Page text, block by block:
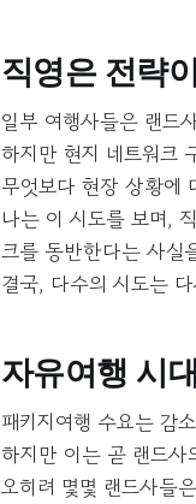
직영은 전략
일부 여행사들은 랜드
하지만 현지 네트워크
무엇보다 현장 상황에
나는 이 시도를 보며,
크를 동반한다는 사실
결국, 다수의 시도는
자유여행 시
패키지여행 수요는 감
하지만 이는 곧 랜드
오히려 몇몇 랜드사들